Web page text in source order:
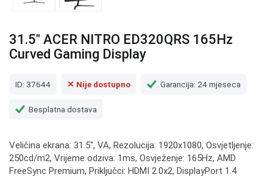
31.5" ACER NITRO ED320QRS 165Hz
Curved Gaming Display
ID: 37644 ✕ Nije dostupno Garancija: 24 mjeseca
Besplatna dostava
Veličina ekrana: 31.5", VA, Rezolucija: 1920x1080, Osvjetljenje:
250cd/m2, Vrijeme odziva: 1ms, Osvježenje: 165Hz, AMD
FreeSync Premium, Priključci: HDMI 2.0x2, DisplayPort 1.4